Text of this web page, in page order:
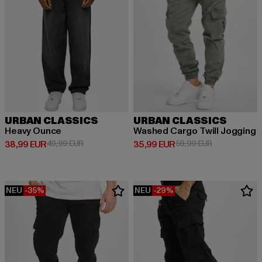
URBAN CLASSICS
Heavy Ounce
38,99 EUR
Derzeitiger Preis: 38,99 EUR
49,99 EURAktionspreis: 49,99 EUR
URBAN CLASSICS
Washed Cargo Twill Jogging
35,99 EUR
Derzeitiger Preis: 35,99 EUR
59,99 EURAktionspreis:
NEU -35% NEU -29%